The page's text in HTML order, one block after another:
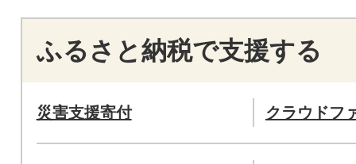
ふるさと納税で支援する
災害支援寄付 クラウドフ